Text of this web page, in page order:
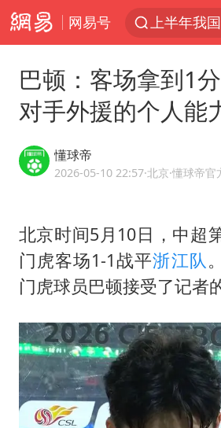
网易号
上海暴雨
2025年小
巴顿：客场拿到1
对手外援的个人能
懂球帝
2026-05-10 22:57·北京·懂球帝
北京时间5月10日，中超
门虎客场1-1战平浙江队
门虎球员巴顿接受了记者